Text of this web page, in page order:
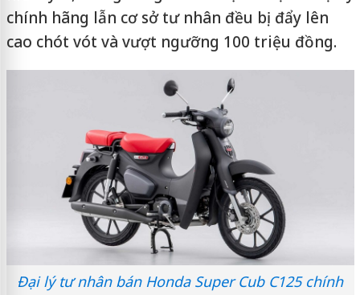
chính hãng lẫn cơ sở tư nhân đều bị đẩy lên
cao chót vót và vượt ngưỡng 100 triệu đồng.
Đại lý tư nhân bán Honda Super Cub C125 chính